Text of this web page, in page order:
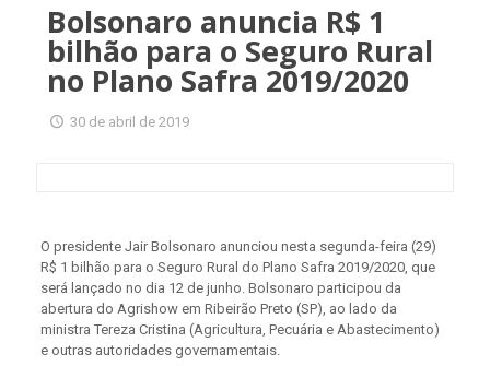
Bolsonaro anuncia R$ 1
bilhão para o Seguro Rural
no Plano Safra 2019/2020
30 de abril de 2019
O presidente Jair Bolsonaro anunciou nesta segunda-feira (29)
R$ 1 bilhão para o Seguro Rural do Plano Safra 2019/2020, que
será lançado no dia 12 de junho. Bolsonaro participou da
abertura do Agrishow em Ribeirão Preto (SP), ao lado da
ministra Tereza Cristina (Agricultura, Pecuária e Abastecimento)
e outras autoridades governamentais.